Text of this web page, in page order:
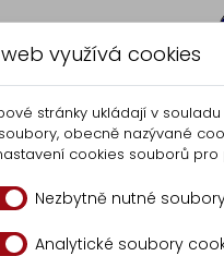
Boční
na tel.:
využívá cookies
stránky ukládají v
obecně nazývané
cookies souborů pro
Nezbytně nutné
Analytické soubory